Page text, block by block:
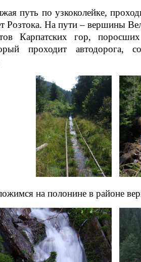
путь по узкоколейке,
Розтока. На пути – вершины
Карпатских гор,
проходит автодорога,
на полонине в районе